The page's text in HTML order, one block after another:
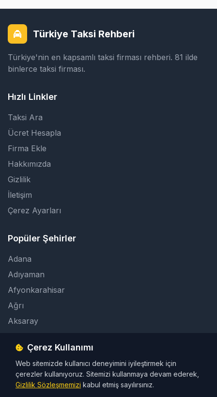
Türkiye Taksi Rehberi
Türkiye'nin en kapsamlı taksi firması rehberi. 81 ilde
binlerce taksi firması.
Hızlı Linkler
Taksi Ara
Ücret Hesapla
Firma Ekle
Hakkımızda
Gizlilik
İletişim
Çerez Ayarları
Popüler Şehirler
Adana
Adıyaman
Afyonkarahisar
Ağrı
Aksaray
İletişim
info@taksicibul.com
İletişim Butonu
Çerez Kullanımı
Web sitemizde kullanıcı deneyimini iyileştirmek için
çerezler kullanıyoruz. Sitemizi kullanmaya devam ederek,
Gizlilik Sözleşmemizi kabul etmiş sayılırsınız.